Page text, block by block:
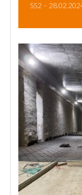
S52 –